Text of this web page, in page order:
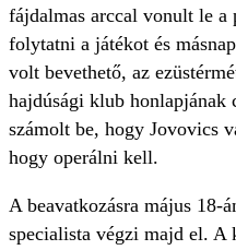
fájdalmas arccal vonult le
folytatni a játékot és
volt bevethető, az
hajdúsági klub honlapjának
számolt be, hogy Jovovics
hogy operálni kell.
A beavatkozásra május 18-
specialista végzi majd el. A